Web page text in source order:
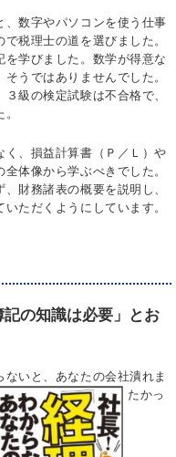
、数字やパソコンを使う仕事
税理士の道を選びました。
学びました。数学が得意な
うではありませんでした。
級の検定試験は不合格で、
く、損益計算書（Ｐ／Ｌ）や
体像から学ぶべきでした。
財務諸表の概要を説明し、
ただくようにしています。
の知識は必要」とお
いと、あなたの会社潰れま
たかっ